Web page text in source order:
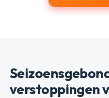
verstoppingen